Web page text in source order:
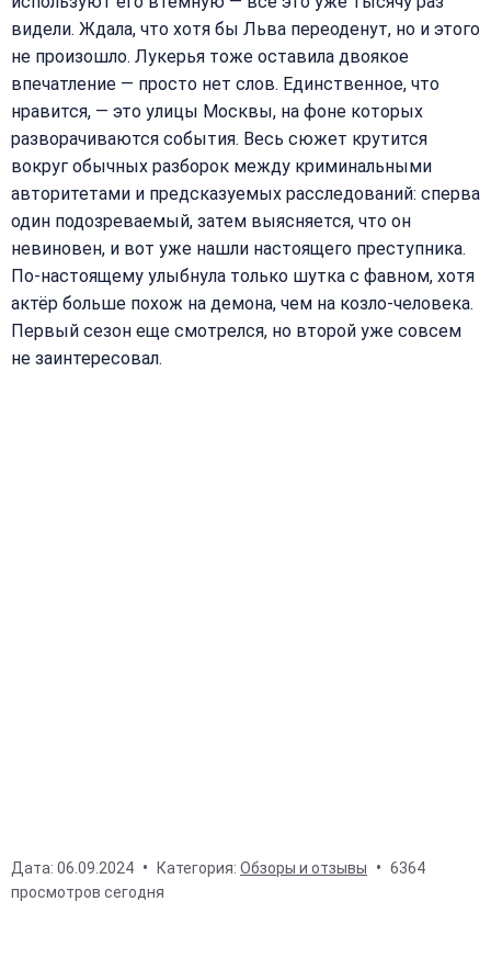
видели. Ждала, что хотя бы Льва переоденут, но и этого
не произошло. Лукерья тоже оставила двоякое
впечатление — просто нет слов. Единственное, что
нравится, — это улицы Москвы, на фоне которых
разворачиваются события. Весь сюжет крутится
вокруг обычных разборок между криминальными
авторитетами и предсказуемых расследований: сперва
один подозреваемый, затем выясняется, что он
невиновен, и вот уже нашли настоящего преступника.
По-настоящему улыбнула только шутка с фавном, хотя
актёр больше похож на демона, чем на козло-человека.
Первый сезон еще смотрелся, но второй уже совсем
не заинтересовал.
Дата: 06.09.2024 Категория: Обзоры и отзывы
6364
просмотров сегодня